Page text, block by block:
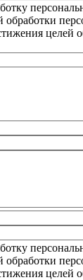
обработки
целей
обработки
целей